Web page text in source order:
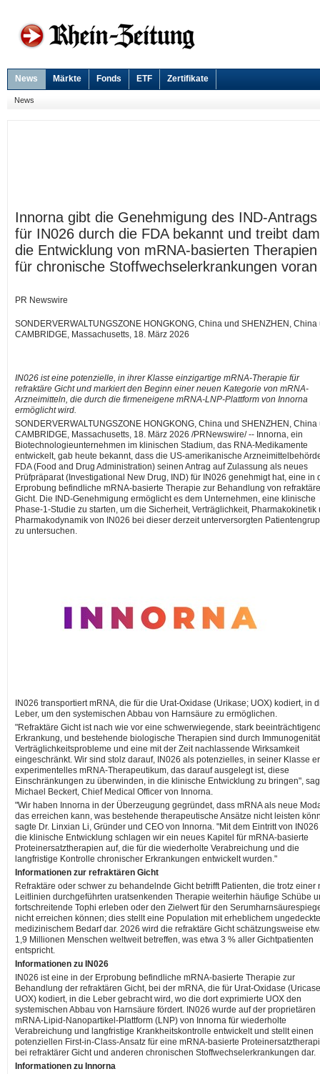
News Märkte Fonds ETF Zertifikate
News
Innorna gibt die Genehmigung des IND-Antrags
für IN026 durch die FDA bekannt und treibt
die Entwicklung von mRNA-basierten Therapien
für chronische Stoffwechselerkrankungen voran
PR Newswire
SONDERVERWALTUNGSZONE HONGKONG, China und SHENZHEN, China
CAMBRIDGE, Massachusetts, 18. März 2026
IN026 ist eine potenzielle, in ihrer Klasse einzigartige mRNA-Therapie für
refraktäre Gicht und markiert den Beginn einer neuen Kategorie von mRNA-
Arzneimitteln, die durch die firmeneigene mRNA-LNP-Plattform von Innorna
ermöglicht wird.
SONDERVERWALTUNGSZONE HONGKONG, China und SHENZHEN, China
CAMBRIDGE, Massachusetts, 18. März 2026 /PRNewswire/ -- Innorna, ein
Biotechnologieunternehmen im klinischen Stadium, das RNA-Medikamente
entwickelt, gab heute bekannt, dass die US-amerikanische
FDA (Food and Drug Administration) seinen Antrag auf Zulassung als neues
Prüfpräparat (Investigational New Drug, IND) für IN026 genehmigt hat, eine in
Erprobung befindliche mRNA-basierte Therapie zur Behandlung von
Gicht. Die IND-Genehmigung ermöglicht es dem Unternehmen, eine klinische
Phase-1-Studie zu starten, um die Sicherheit, Verträglichkeit, Pharmakokinetik
Pharmakodynamik von IN026 bei dieser derzeit unterversorgten
zu untersuchen.
IN026 transportiert mRNA, die für die Urat-Oxidase (Urikase; UOX) kodiert, in
Leber, um den systemischen Abbau von Harnsäure zu ermöglichen.
"Refraktäre Gicht ist nach wie vor eine schwerwiegende, stark
Erkrankung, und bestehende biologische Therapien sind durch
Verträglichkeitsprobleme und eine mit der Zeit nachlassende Wirksamkeit
eingeschränkt. Wir sind stolz darauf, IN026 als potenzielles, in seiner Klasse
experimentelles mRNA-Therapeutikum, das darauf ausgelegt ist, diese
Einschränkungen zu überwinden, in die klinische Entwicklung zu bringen",
Michael Beckert, Chief Medical Officer von Innorna.
"Wir haben Innorna in der Überzeugung gegründet, dass mRNA als neue
das erreichen kann, was bestehende therapeutische Ansätze nicht leisten
sagte Dr. Linxian Li, Gründer und CEO von Innorna. "Mit dem Eintritt von
die klinische Entwicklung schlagen wir ein neues Kapitel für mRNA-basierte
Proteinersatztherapien auf, die für die wiederholte Verabreichung und die
langfristige Kontrolle chronischer Erkrankungen entwickelt wurden."
Informationen zur refraktären Gicht
Refraktäre oder schwer zu behandelnde Gicht betrifft Patienten, die trotz einer
Leitlinien durchgeführten uratsenkenden Therapie weiterhin häufige Schübe
fortschreitende Tophi erleben oder den Zielwert für den
nicht erreichen können; dies stellt eine Population mit erheblichem
medizinischem Bedarf dar. 2026 wird die refraktäre Gicht schätzungsweise
1,9 Millionen Menschen weltweit betreffen, was etwa 3 % aller Gichtpatienten
entspricht.
Informationen zu IN026
IN026 ist eine in der Erprobung befindliche mRNA-basierte Therapie zur
Behandlung der refraktären Gicht, bei der mRNA, die für Urat-Oxidase
UOX) kodiert, in die Leber gebracht wird, wo die dort exprimierte UOX den
systemischen Abbau von Harnsäure fördert. IN026 wurde auf der proprietären
mRNA-Lipid-Nanopartikel-Plattform (LNP) von Innorna für wiederholte
Verabreichung und langfristige Krankheitskontrolle entwickelt und stellt einen
potenziellen First-in-Class-Ansatz für eine mRNA-basierte
bei refraktärer Gicht und anderen chronischen Stoffwechselerkrankungen dar.
Informationen zu Innorna